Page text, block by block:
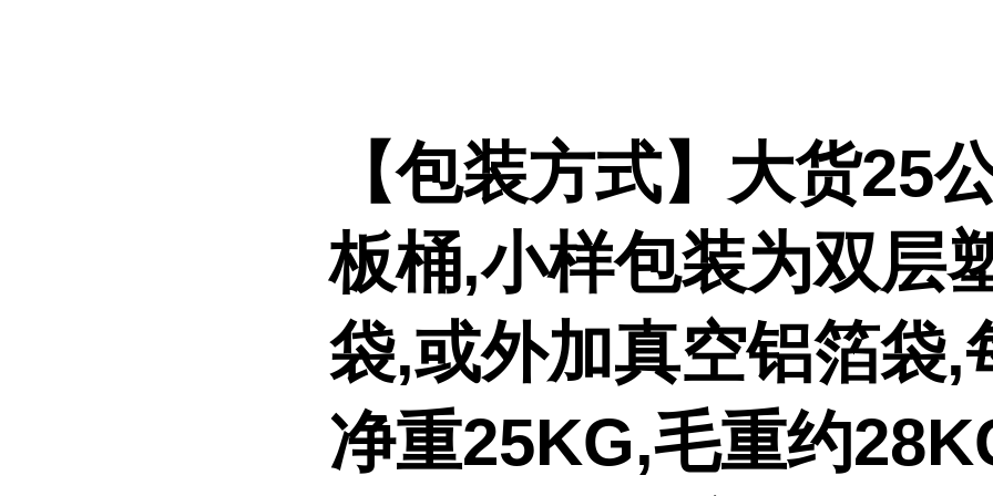
【包装方式】大货25
板桶,小样包装为双层
袋,或外加真空铝箔袋,
净重25KG,毛重约